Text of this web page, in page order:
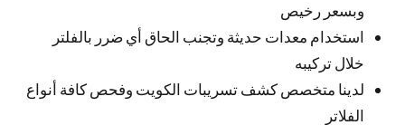
وبسعر رخيص
استخدام معدات حديثة وتجنب الحاق أي ضرر بالفلتر
خلال تركيبه
لدينا متخصص كشف تسريبات الكويت وفحص كافة أنواع
الفلاتر